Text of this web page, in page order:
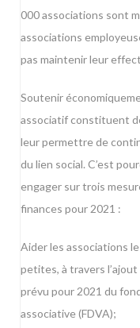
000 associations sont
associations
pas maintenir leur
Soutenir
associatif constituent
leur permettre de
du lien social. C’est
engager sur trois
finances pour 2021 :
Aider les associations
petites, à travers
prévu pour 2021 du
associative (FDVA);